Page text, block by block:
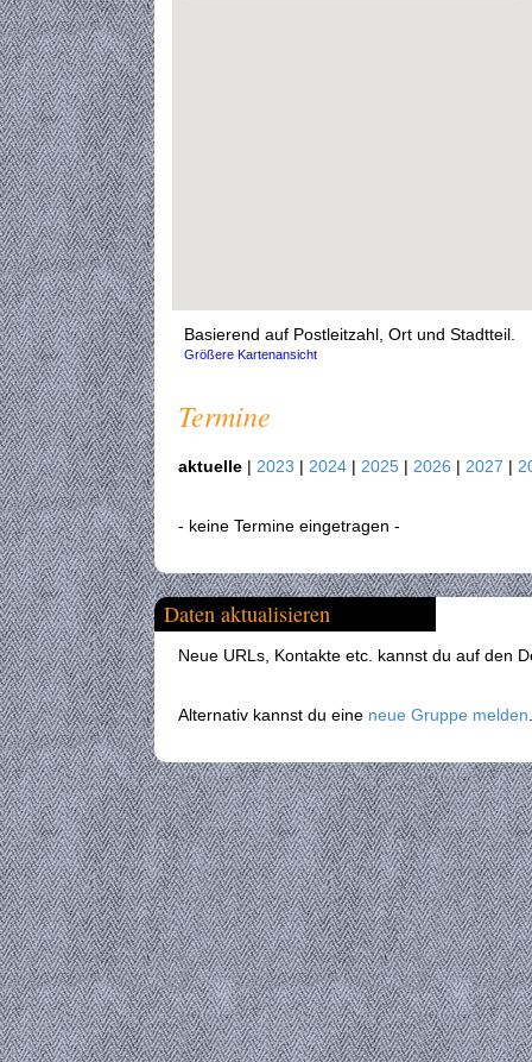
Basierend auf Postleitzahl, Ort und Stadtteil.
Größere Kartenansicht
Termine
aktuelle | 2023 | 2024 | 2025 | 2026 | 2027 |
- keine Termine eingetragen -
Daten aktualisieren
Neue URLs, Kontakte etc. kannst du auf den
Alternativ kannst du eine neue Gruppe melden